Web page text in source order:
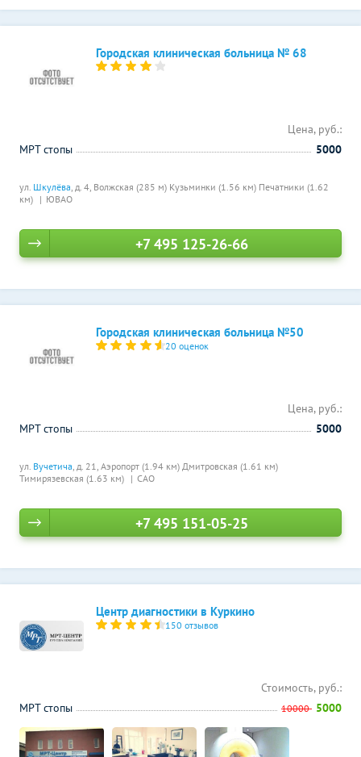
Городская клиническая больница № 68
ул. Шкулёва, д. 4, Волжская (285 м) Кузьминки (1.56 км) Печатники (1.62
км)
ЮВАО
Цена, руб.:
МРТ стопы
5000
+7 495 125-26-66
Городская клиническая больница №50
20 оценок
ул. Вучетича, д. 21, Аэропорт (1.94 км) Дмитровская (1.61 км)
Тимирязевская (1.63 км)
САО
Цена, руб.:
МРТ стопы
5000
+7 495 151-05-25
Центр диагностики в Куркино
150 отзывов
Стоимость, руб.:
МРТ стопы
10000 5000